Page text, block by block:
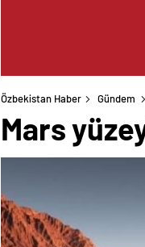
Özbekistan Haber Gündem
Mars